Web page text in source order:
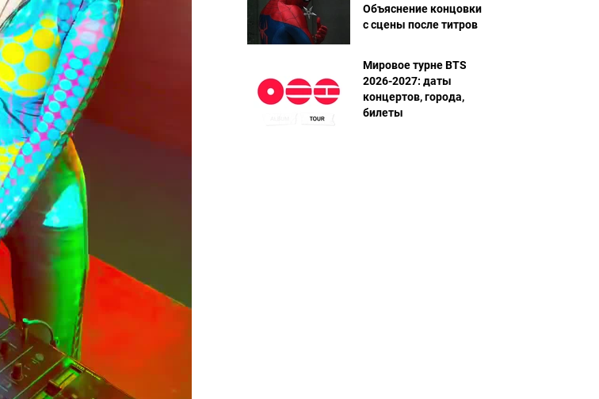
Объяснение концовки
с сцены после титров
Мировое турне BTS
2026-2027: даты
концертов, города,
билеты